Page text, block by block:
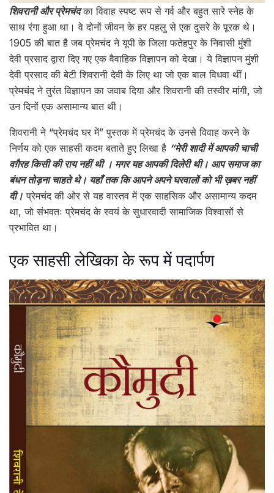
शिवरानी और प्रेमचंदका विवाह स्पष्ट रूप से गर्व और बहुत सारे स्नेह के
साथ रंगा हुआ था। वे दोनों जीवन के हर पहलु से एक दुसरे के पूरक थे।
1905 की बात है जब प्रेमचंद ने यूपी के जिला फतेहपुर के निवासी मुंशी
देवी प्रसाद द्वारा दिए गए एक वैवाहिक विज्ञापन को देखा। ये विज्ञापन मुंशी
देवी प्रसाद की बेटी शिवरानी देवी के लिए था जो एक बाल विधवा थीं।
प्रेमचंद ने तुरंत विज्ञापन का जवाब दिया और शिवरानी की तस्वीर मांगी, जो
उन दिनों एक असामान्य बात थी।
शिवरानी ने “प्रेमचंद घर में” पुस्तक में प्रेमचंद के उनसे विवाह करने के
निर्णय को एक साहसी कदम बताते हुए लिखा है “मेरी शादी में आपकी चाची
वग़ैरह किसी की राय नहीं थी । मगर यह आपकी दिलेरी थी। आप समाज का
बंधन तोड़ना चाहते थे। यहाँ तक कि आपने अपने घरवालों को भी ख़बर नहीं
दी। प्रेमचंद की ओर से यह वास्तव में एक साहसिक और असामान्य कदम
था, जो संभवतः प्रेमचंद के स्वयं के सुधारवादी सामाजिक विश्वासों से
प्रभावित था।
एक साहसी लेखिका के रूप में पदार्पण